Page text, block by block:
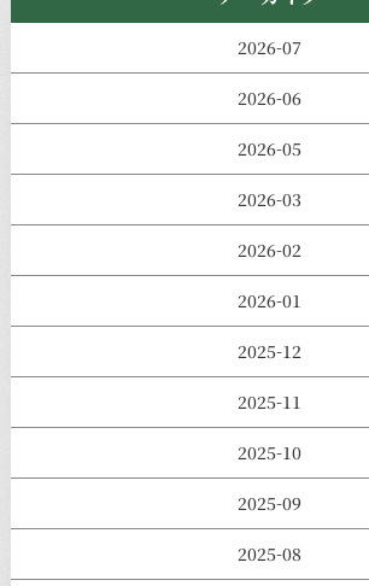
2026-07
2026-06
2026-05
2026-03
2026-02
2026-01
2025-12
2025-11
2025-10
2025-09
2025-08